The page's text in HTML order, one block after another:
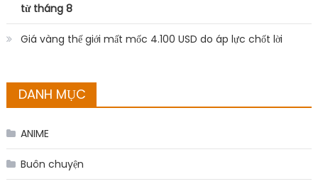
từ tháng 8
Giá vàng thế giới mất mốc 4.100 USD do áp lực chốt lời
DANH MỤC
ANIME
Buôn chuyện